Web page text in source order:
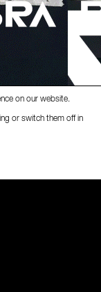
- [BIENNAL 2020]
on our website.
or switch them off in